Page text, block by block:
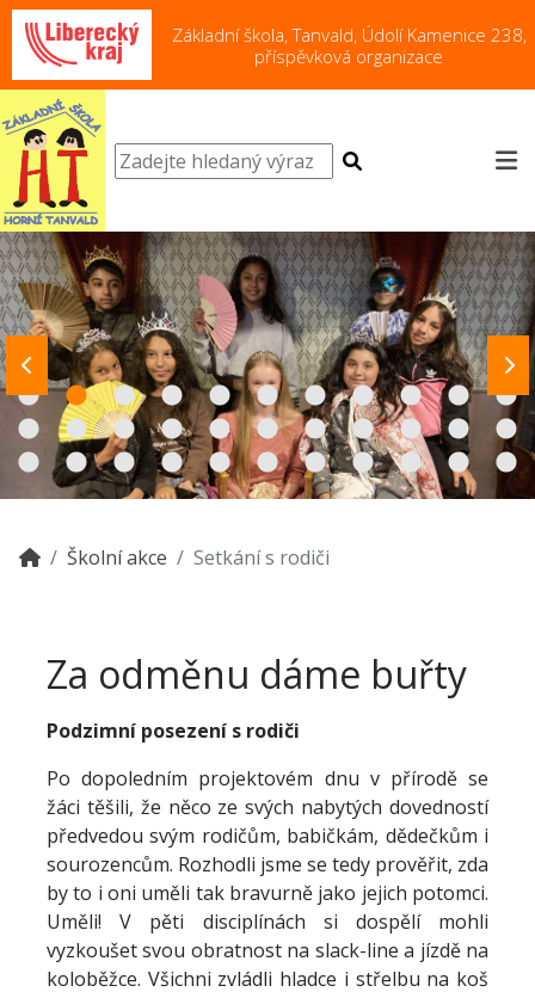
Základní škola, Tanvald, Údolí Kamenice 238,
příspěvková organizace
Školní akce Setkání s rodiči
Za odměnu dáme buřty
Podzimní posezení s rodiči
Po dopoledním projektovém dnu v přírodě se
žáci těšili, že něco ze svých nabytých dovedností
předvedou svým rodičům, babičkám, dědečkům i
sourozencům. Rozhodli jsme se tedy prověřit, zda
by to i oni uměli tak bravurně jako jejich potomci.
Uměli! V pěti disciplínách si dospělí mohli
vyzkoušet svou obratnost na slack-line a jízdě na
koloběžce. Všichni zvládli hladce i střelbu na koš